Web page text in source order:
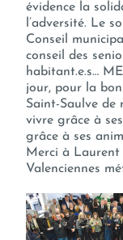
évidence la
l’adversité. Le
Conseil
conseil des
habitant.e.s…
jour, pour la
Saint-Saulve de
vivre grâce à
grâce à ses
Merci à Laurent
Valenciennes